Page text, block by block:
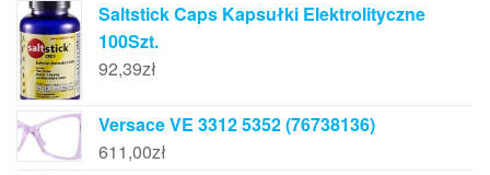
Saltstick Caps Kapsułki Elektrolityczne
100Szt.
92,39zł
Versace VE 3312 5352 (76738136)
611,00zł